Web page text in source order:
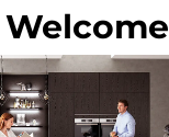
Welcome